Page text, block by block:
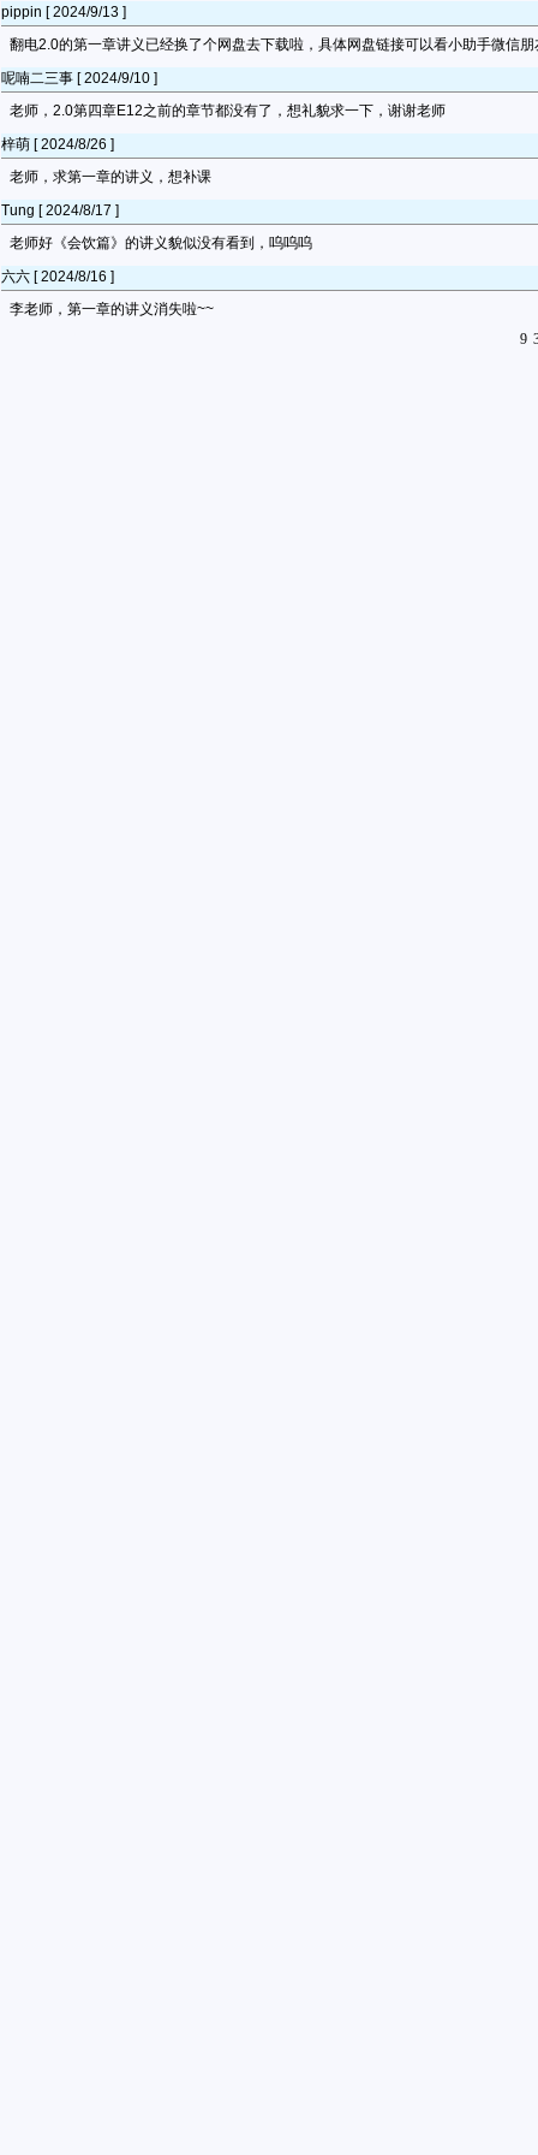
pippin [ 2024/9/13 ]
翻电2.0的第一章讲义已经换了个网盘去下载啦，具体网盘链接可以看小助手微信
呢喃二三事 [ 2024/9/10 ]
老师，2.0第四章E12之前的章节都没有了，想礼貌求一下，谢谢老师
梓萌 [ 2024/8/26 ]
老师，求第一章的讲义，想补课
Tung [ 2024/8/17 ]
老师好《会饮篇》的讲义貌似没有看到，呜呜呜
六六 [ 2024/8/16 ]
李老师，第一章的讲义消失啦~~
9